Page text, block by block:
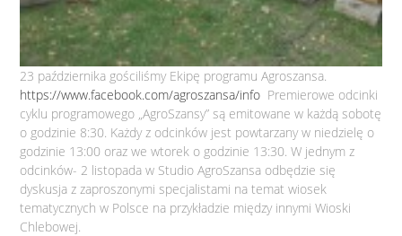
23 października gościliśmy Ekipę programu Agroszansa.
https://www.facebook.com/agroszansa/info Premierowe odcinki
cyklu programowego „AgroSzansy” są emitowane w każdą sobotę
o godzinie 8:30. Każdy z odcinków jest powtarzany w niedzielę o
godzinie 13:00 oraz we wtorek o godzinie 13:30. W jednym z
odcinków- 2 listopada w Studio AgroSzansa odbędzie się
dyskusja z zaproszonymi specjalistami na temat wiosek
tematycznych w Polsce na przykładzie między innymi Wioski
Chlebowej.